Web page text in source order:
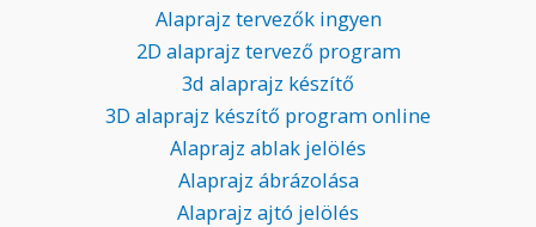
Alaprajz tervezők ingyen
2D alaprajz tervező program
3d alaprajz készítő
3D alaprajz készítő program online
Alaprajz ablak jelölés
Alaprajz ábrázolása
Alaprajz ajtó jelölés